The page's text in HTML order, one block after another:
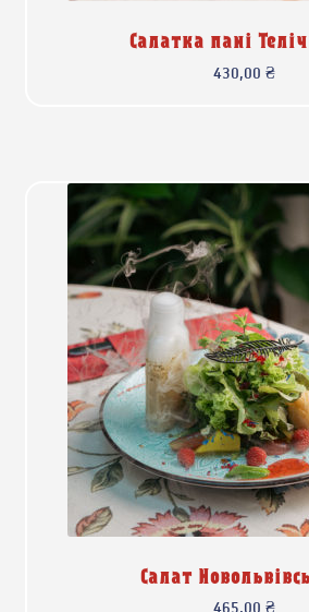
Салатка пані
430,00 ₴
Салат